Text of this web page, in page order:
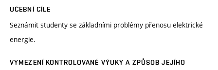
UČEBNÍ CÍLE
Seznámit studenty se základními problémy přenosu elektrické
energie.
VYMEZENÍ KONTROLOVANÉ VÝUKY A ZPŮSOB JEJÍHO